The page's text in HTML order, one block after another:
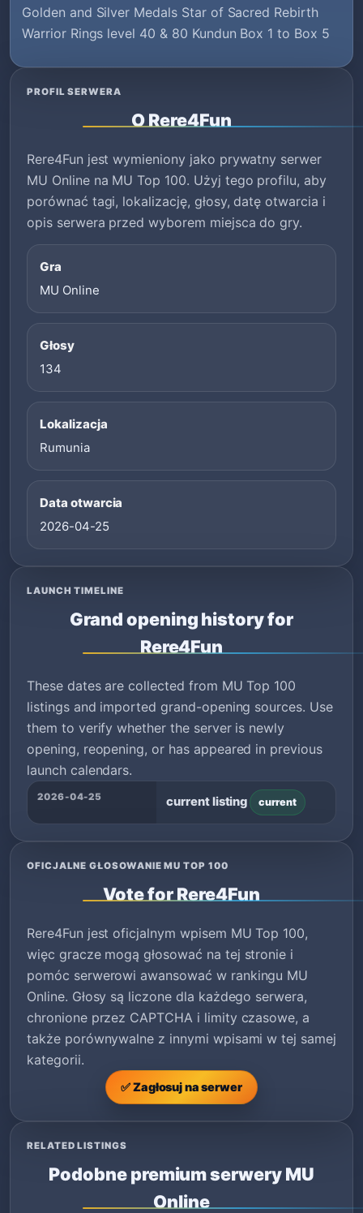
Golden and Silver Medals Star of Sacred Rebirth
Warrior Rings level 40 & 80 Kundun Box 1 to Box 5
PROFIL SERWERA
O Rere4Fun
Rere4Fun jest wymieniony jako prywatny serwer
MU Online na MU Top 100. Użyj tego profilu, aby
porównać tagi, lokalizację, głosy, datę otwarcia i
opis serwera przed wyborem miejsca do gry.
Gra
MU Online
Głosy
134
Lokalizacja
Rumunia
Data otwarcia
2026-04-25
LAUNCH TIMELINE
Grand opening history for
Rere4Fun
These dates are collected from MU Top 100
listings and imported grand-opening sources. Use
them to verify whether the server is newly
opening, reopening, or has appeared in previous
launch calendars.
2026-04-25 current listing current
OFICJALNE GŁOSOWANIE MU TOP 100
Vote for Rere4Fun
Rere4Fun jest oficjalnym wpisem MU Top 100,
więc gracze mogą głosować na tej stronie i
pomóc serwerowi awansować w rankingu MU
Online. Głosy są liczone dla każdego serwera,
chronione przez CAPTCHA i limity czasowe, a
także porównywalne z innymi wpisami w tej samej
kategorii.
✅ Zagłosuj na serwer
RELATED LISTINGS
Podobne premium serwery MU
Online